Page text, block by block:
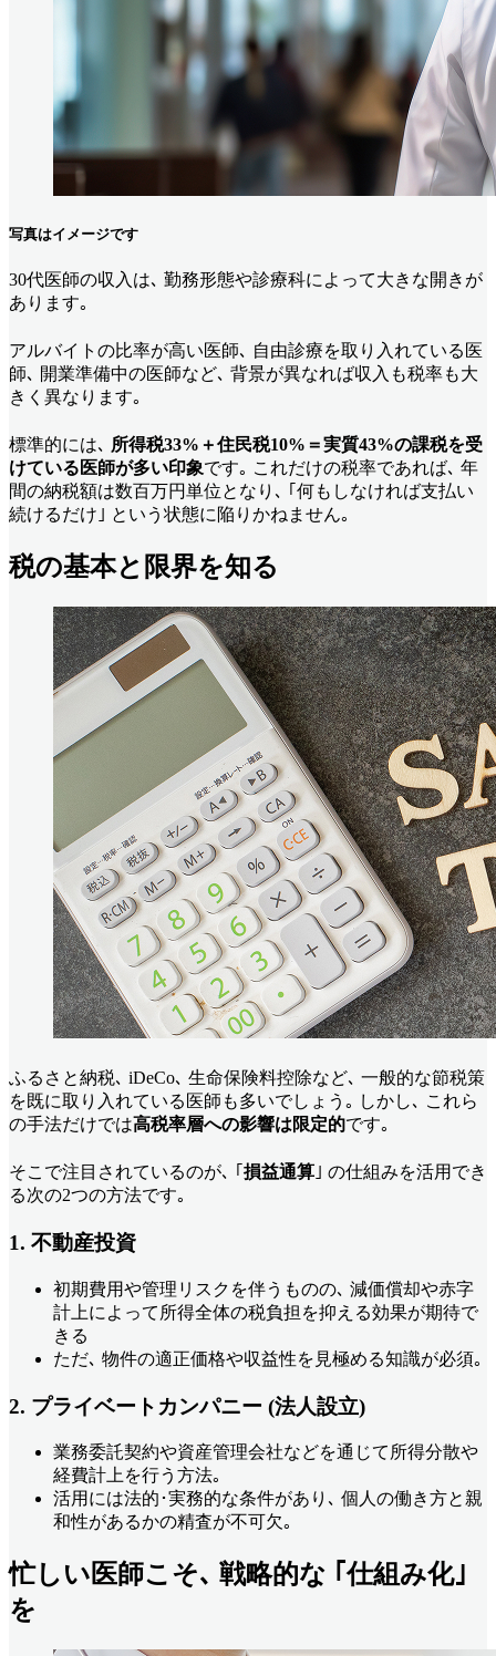
写真はイメージです
30代医師の収入は､ 勤務形態や診療科によって大きな開きが
あります｡
アルバイトの比率が高い医師､ 自由診療を取り入れている医
師､ 開業準備中の医師など､ 背景が異なれば収入も税率も大
きく異なります｡
標準的には､ 所得税33%＋住民税10%＝実質43%の課税を受
けている医師が多い印象です｡ これだけの税率であれば､ 年
間の納税額は数百万円単位となり､ ｢何もしなければ支払い
続けるだけ｣ という状態に陥りかねません｡
税の基本と限界を知る
ふるさと納税､ iDeCo､ 生命保険料控除など､ 一般的な節税策
を既に取り入れている医師も多いでしょう｡ しかし､ これら
の手法だけでは高税率層への影響は限定的です｡
そこで注目されているのが､ ｢ 損益通算 ｣ の仕組みを活用でき
る次の2つの方法です｡
1. 不動産投資
初期費用や管理リスクを伴うものの､ 減価償却や赤字
計上によって所得全体の税負担を抑える効果が期待で
きる
ただ､ 物件の適正価格や収益性を見極める知識が必須｡
2. プライベートカンパニー (法人設立)
業務委託契約や資産管理会社などを通じて所得分散や
経費計上を行う方法｡
活用には法的･実務的な条件があり､ 個人の働き方と親
和性があるかの精査が不可欠｡
忙しい医師こそ､ 戦略的な ｢仕組み化｣
を